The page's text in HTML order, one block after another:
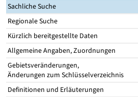
Sachliche Suche
Regionale Suche
Kürzlich bereitgestellte Daten
Allgemeine Angaben, Zuordnungen
Gebietsveränderungen,
Änderungen zum Schlüsselverzeichnis
Definitionen und Erläuterungen